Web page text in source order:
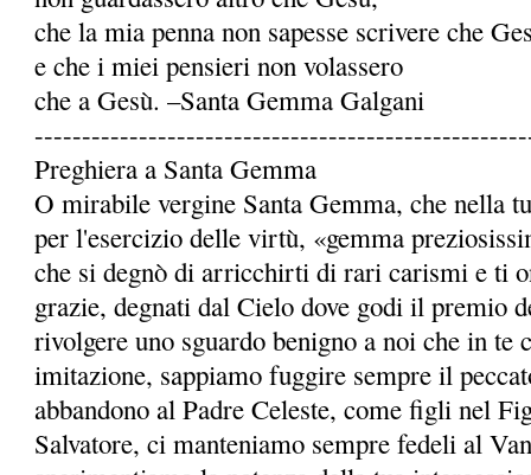
che la mia penna non sapesse scrivere che
e che i miei pensieri non volassero
che a Gesù. –Santa Gemma Galgani
Preghiera a Santa Gemma
O mirabile vergine Santa Gemma, che nella
per l'esercizio delle virtù, «gemma
che si degnò di arricchirti di rari carismi e ti
grazie, degnati dal Cielo dove godi il premio
rivolgere uno sguardo benigno a noi che in te
imitazione, sappiamo fuggire sempre il
abbandono al Padre Celeste, come figli nel
Salvatore, ci manteniamo sempre fedeli al